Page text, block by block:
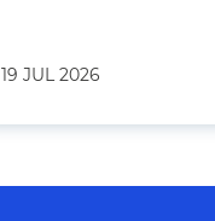
19 JUL 2026